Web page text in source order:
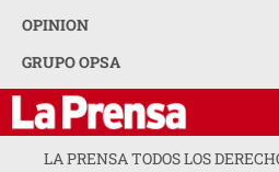
OPINION
GRUPO OPSA
LA PRENSA TODOS LOS